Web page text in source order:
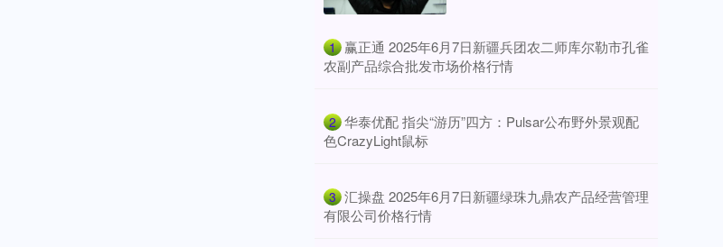
1 ​赢正通 2025年6月7日新疆兵团农二师库尔勒市孔雀
农副产品综合批发市场价格行情
2 ​华泰优配 指尖“游历”四方：Pulsar公布野外景观配
色CrazyLight鼠标
3 ​汇操盘 2025年6月7日新疆绿珠九鼎农产品经营管理
有限公司价格行情